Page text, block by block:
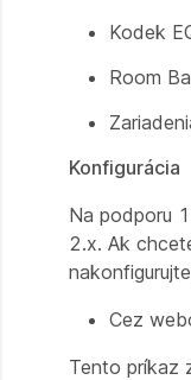
Kodek
Room
Konfigurácia
Na podporu
2.x. Ak
Cez
Tento príkaz